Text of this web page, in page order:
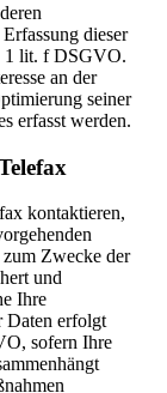
dieser
1 lit. f DSGVO.
an der
seiner
erfasst werden.
kontaktieren,
Zwecke der
und
Ihre
Daten erfolgt
sofern Ihre